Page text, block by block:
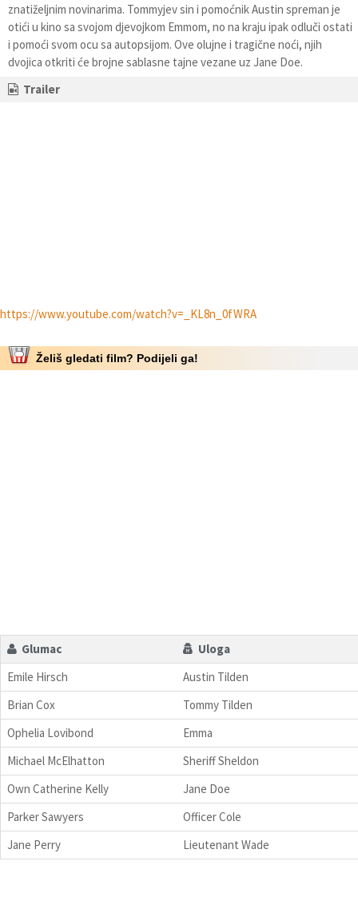
znatiželjnim novinarima. Tommyjev sin i pomoćnik Austin spreman je
otići u kino sa svojom djevojkom Emmom, no na kraju ipak odluči ostati
i pomoći svom ocu sa autopsijom. Ove olujne i tragične noći, njih
dvojica otkriti će brojne sablasne tajne vezane uz Jane Doe.
Trailer
https://www.youtube.com/watch?v=_KL8n_0fWRA
Želiš gledati film? Podijeli ga!
Glumac
Uloga
Emile Hirsch
Austin Tilden
Brian Cox
Tommy Tilden
Ophelia Lovibond
Emma
Michael McElhatton
Sheriff Sheldon
Own Catherine Kelly
Jane Doe
Parker Sawyers
Officer Cole
Jane Perry
Lieutenant Wade